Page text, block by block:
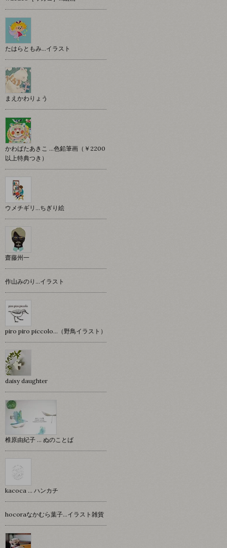
たはらともみ…イラスト
まえかわりょう
かわばたあきこ …色鉛筆画（￥2200
以上特典つき）
ウメチギリ…ちぎり絵
齋藤州一
作山みのり…イラスト
piro piro piccolo…（野鳥イラスト）
daisy daughter
椎原由紀子 ... ぬのことば
kacoca ... ハンカチ
hocoraなかむら葉子…イラスト雑貨